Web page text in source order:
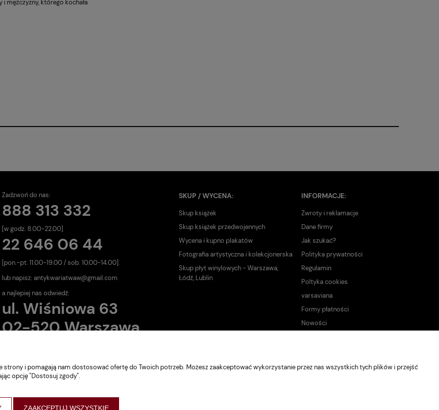
mężczyzny, którego kochała
Zadzwoń do nas:
888 313 332
[w godz. 8.00-22.00]
22 646 06 44
[pon.-pt. 11.00-19.00 / sob. 10.00-14.00].
lub napisz: antykwariatwaw@gmail.com
a najlepiej nas odwiedź:
ul. Wiśniowa 63
02-520 Warszawa
SKUP / WYCENA:
Skup książek
Skup książek przedwojennych
Wycena i kupno plakatów
Fotografia artystyczna i kolekcjonerska
Skup płyt winylowych - Warszawa,
Łódź, Lublin
INFORMACJE:
Zwroty i reklamacje
Dane firmy
Jak szukać?
Polityka prywatności
Regulamin
Poltyka cookies
varsaviana
Formy płatności
Nowości
strony i pomagają nam dostosować ofertę do Twoich potrzeb. Możesz zaakceptować wykorzystanie przez nas wszystkich tych plików i przejść
opcję "Dostosuj zgody".
ZAAKCEPTUJ WSZYSTKIE